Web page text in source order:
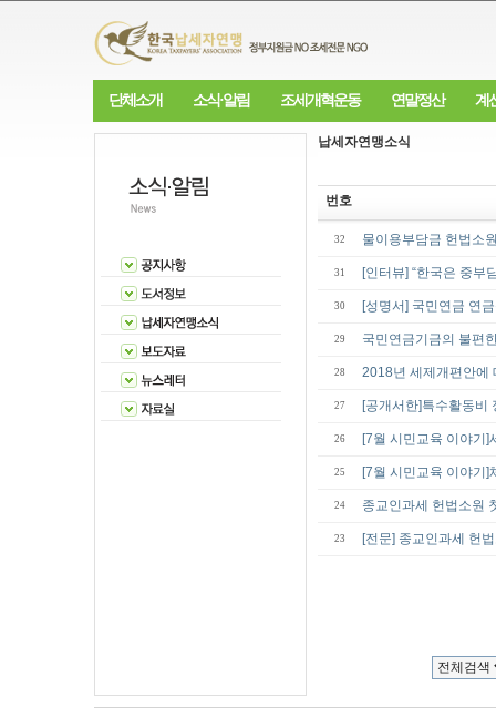
단체소개 소식·알림 조세개혁운동 연말정산 계
납세자연맹소식
번호
32 물이용부담금 헌법소
31 [인터뷰] “한국은 중부
30 [성명서] 국민연금 연
29 국민연금기금의 불편
28 2018년 세제개편안에
27 [공개서한]특수활동
26 [7월 시민교육 이야기
25 [7월 시민교육 이야기]
24 종교인과세 헌법소원
23 [전문] 종교인과세 헌